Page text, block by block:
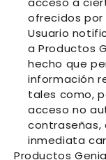
ofrecidos por
Usuario
a Productos
hecho que
información
tales como,
acceso no
contraseñas,
inmediata
Productos